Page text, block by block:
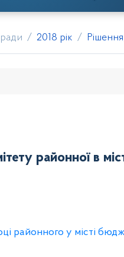
2018 рік
районної в
районного у місті